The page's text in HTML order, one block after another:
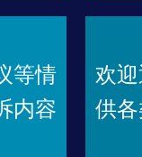
等情
内容
欢
供